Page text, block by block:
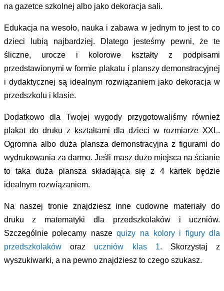
na gazetce szkolnej albo jako dekoracja sali.
Edukacja na wesoło, nauka i zabawa w jednym to jest to co
dzieci lubią najbardziej. Dlatego jesteśmy pewni, że te
śliczne, urocze i kolorowe kształty z podpisami
przedstawionymi w formie plakatu i planszy demonstracyjnej
i dydaktycznej są idealnym rozwiązaniem jako dekoracja w
przedszkolu i klasie.
Dodatkowo dla Twojej wygody przygotowaliśmy również
plakat do druku z kształtami dla dzieci w rozmiarze XXL.
Ogromna albo duża plansza demonstracyjna z figurami do
wydrukowania za darmo. Jeśli masz dużo miejsca na ścianie
to taka duża plansza składająca się z 4 kartek będzie
idealnym rozwiązaniem.
Na naszej tronie znajdziesz inne cudowne materiały do
druku z matematyki dla przedszkolaków i uczniów.
Szczególnie polecamy naszequizy na kolory i figury dla
przedszkolakóworaz uczniów klas 1. Skorzystaj z
wyszukiwarki, a na pewno znajdziesz to czego szukasz.